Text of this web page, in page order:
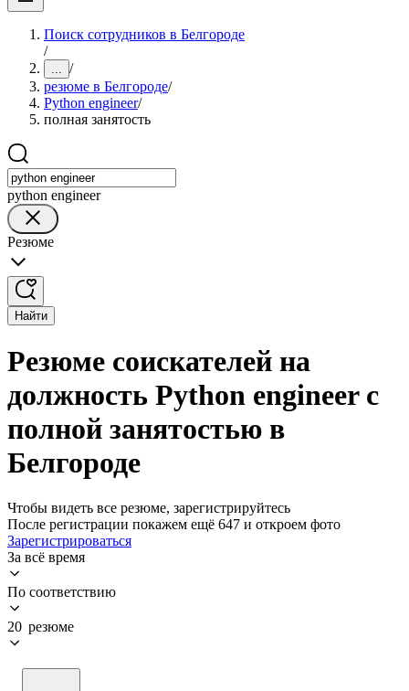
Поиск сотрудников в Белгороде
/
... /
резюме в Белгороде/
Python engineer/
полная занятость
python engineer
Резюме
Найти
Резюме соискателей на
должность Python engineer с
полной занятостью в
Белгороде
Чтобы видеть все резюме, зарегистрируйтесь
После регистрации покажем ещё 647 и откроем фото
Зарегистрироваться
За всё время
По соответствию
20 резюме